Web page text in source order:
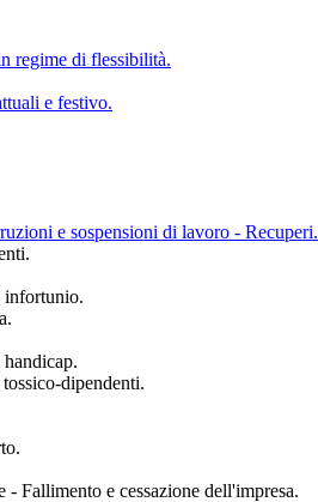
regime di flessibilità.
e festivo.
e sospensioni di lavoro - Recuperi.
infortunio.
dipendenti.
Fallimento e cessazione dell'impresa.